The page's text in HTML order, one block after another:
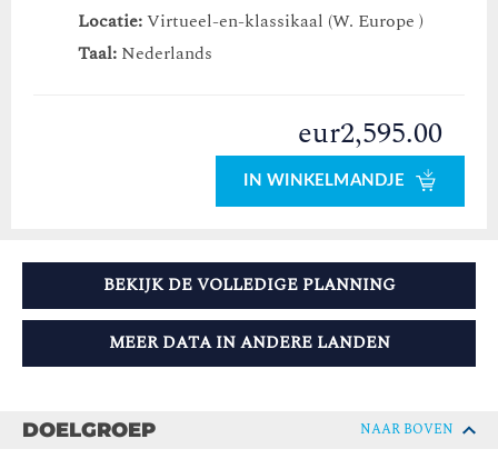
Locatie:Virtueel-en-klassikaal (W. Europe )
Taal: Nederlands
eur2,595.00
IN WINKELMANDJE
BEKIJK DE VOLLEDIGE PLANNING
MEER DATA IN ANDERE LANDEN
DOELGROEP NAAR BOVEN